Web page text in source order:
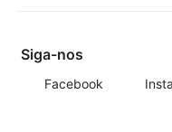
Siga-nos
Facebook